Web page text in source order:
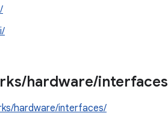
/hardware/interfaces
hardware/interfaces/